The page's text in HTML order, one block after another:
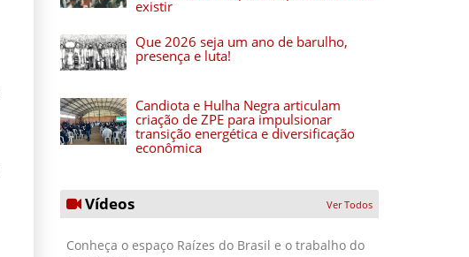
existir
Que 2026 seja um ano de barulho,
presença e luta!
Candiota e Hulha Negra articulam
criação de ZPE para impulsionar
transição energética e diversificação
econômica
Vídeos Ver Todos
Conheça o espaço Raízes do Brasil e o trabalho do